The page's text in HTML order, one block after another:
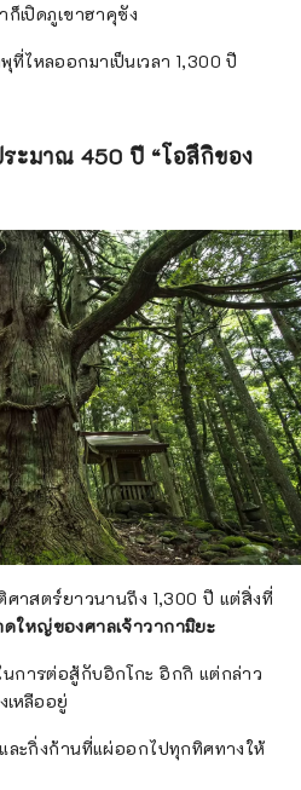
เปิดภูเขาฮาคุซัง
ไหลออกมาเป็นเวลา 1,300 ปี
ะมาณ 450 ปี “โอสึกิของ
ศาสตร์ยาวนานถึง 1,300 ปี แต่สิ่งที่
ใหญ่ของศาลเจ้าวากามิยะ
นการต่อสู้กับอิกโกะ อิกกิ แต่กล่าว
เหลืออยู่
ละกิ่งก้านที่แผ่ออกไปทุกทิศทางให้